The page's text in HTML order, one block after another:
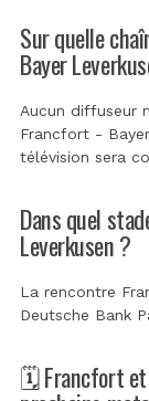
Sur quelle
Bayer
Aucun diffuseur
Francfort -
télévision sera
Dans quel
Leverkusen ?
La rencontre
Deutsche Bank
🗓️ Francfort et